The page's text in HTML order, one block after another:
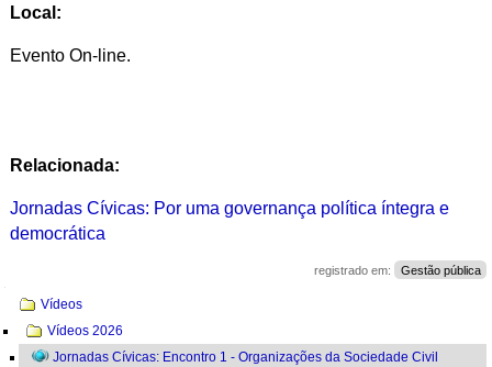
Local:
Evento On-line.
Relacionada:
Jornadas Cívicas: Por uma governança política íntegra e
democrática
registrado em: Gestão pública
Navegação
Vídeos
Vídeos 2026
Jornadas Cívicas: Encontro 1 - Organizações da Sociedade Civil